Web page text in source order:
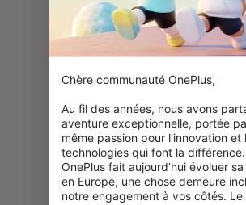
Chère communauté OnePlus,
Au fil des années, nous avons
aventure exceptionnelle, portée
même passion pour l’innovation et
technologies qui font la
OnePlus fait aujourd’hui évoluer
en Europe, une chose demeure
notre engagement à vos côtés.